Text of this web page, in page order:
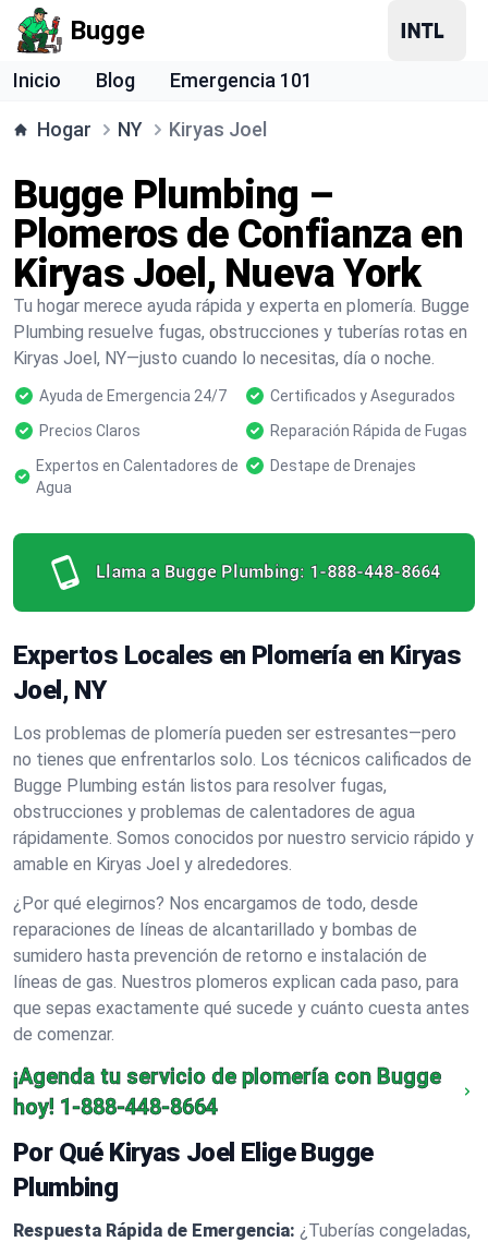
Bugge
Inicio Blog Emergencia 101
Hogar NY Kiryas Joel
Bugge Plumbing –
Plomeros de Confianza en
Kiryas Joel, Nueva York
Tu hogar merece ayuda rápida y experta en plomería. Bugge
Plumbing resuelve fugas, obstrucciones y tuberías rotas en
Kiryas Joel, NY—justo cuando lo necesitas, día o noche.
Ayuda de Emergencia 24/7
Certificados y Asegurados
Precios Claros
Reparación Rápida de Fugas
Expertos en Calentadores de
Agua
Destape de Drenajes
Llama a Bugge Plumbing: 1-888-448-8664
Expertos Locales en Plomería en Kiryas
Joel, NY
Los problemas de plomería pueden ser estresantes—pero
no tienes que enfrentarlos solo. Los técnicos calificados de
Bugge Plumbing están listos para resolver fugas,
obstrucciones y problemas de calentadores de agua
rápidamente. Somos conocidos por nuestro servicio rápido y
amable en Kiryas Joel y alrededores.
¿Por qué elegirnos? Nos encargamos de todo, desde
reparaciones de líneas de alcantarillado y bombas de
sumidero hasta prevención de retorno e instalación de
líneas de gas. Nuestros plomeros explican cada paso, para
que sepas exactamente qué sucede y cuánto cuesta antes
de comenzar.
¡Agenda tu servicio de plomería con Bugge
hoy! 1-888-448-8664
Por Qué Kiryas Joel Elige Bugge
Plumbing
Respuesta Rápida de Emergencia: ¿Tuberías congeladas,